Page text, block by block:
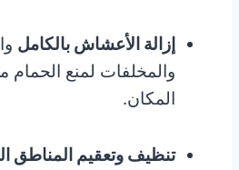
إزالة الأعشاش بالكامل
والمخلفات لمنع
المكان.
تنظيف وتعقيم المناطق